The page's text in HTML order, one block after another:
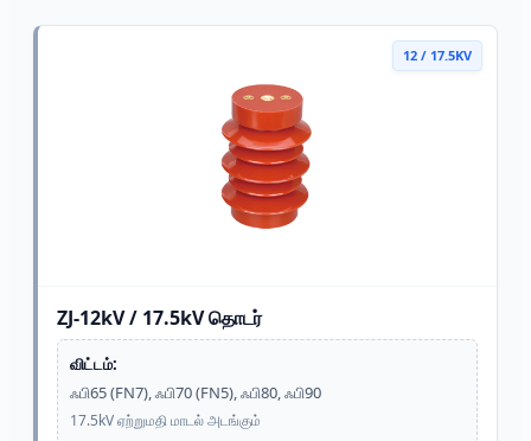
12 / 17.5KV
ZJ-12kV / 17.5kV தொடர்
விட்டம்:
ஃபி65 (FN7), ஃபி70 (FN5), ஃபி80, ஃபி90
17.5kV ஏற்றுமதி மாடல் அடங்கும்